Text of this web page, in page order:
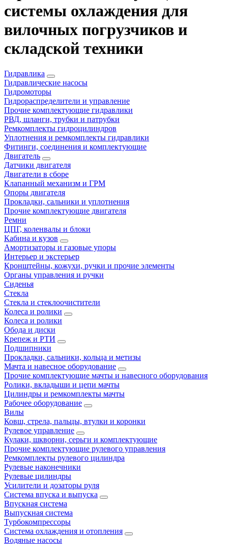
системы охлаждения для
вилочных погрузчиков и
складской техники
Гидравлика
Гидравлические насосы
Гидромоторы
Гидрораспределители и управление
Прочие комплектующие гидравлики
РВД, шланги, трубки и патрубки
Ремкомплекты гидроцилиндров
Уплотнения и ремкомплекты гидравлики
Фитинги, соединения и комплектующие
Двигатель
Датчики двигателя
Двигатели в сборе
Клапанный механизм и ГРМ
Опоры двигателя
Прокладки, сальники и уплотнения
Прочие комплектующие двигателя
Ремни
ЦПГ, коленвалы и блоки
Кабина и кузов
Амортизаторы и газовые упоры
Интерьер и экстерьер
Кронштейны, кожухи, ручки и прочие элементы
Органы управления и ручки
Сиденья
Стекла
Стекла и стеклоочистители
Колеса и ролики
Колеса и ролики
Обода и диски
Крепеж и РТИ
Подшипники
Прокладки, сальники, кольца и метизы
Мачта и навесное оборудование
Прочие комплектующие мачты и навесного оборудования
Ролики, вкладыши и цепи мачты
Цилиндры и ремкомплекты мачты
Рабочее оборудование
Вилы
Ковш, стрела, пальцы, втулки и коронки
Рулевое управление
Кулаки, шкворни, серьги и комплектующие
Прочие комплектующие рулевого управления
Ремкомплекты рулевого цилиндра
Рулевые наконечники
Рулевые цилиндры
Усилители и дозаторы руля
Система впуска и выпуска
Впускная система
Выпускная система
Турбокомпрессоры
Система охлаждения и отопления
Водяные насосы